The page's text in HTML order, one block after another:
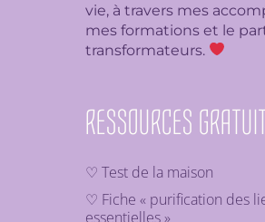
vie, à travers mes
mes formations et le
transformateurs.
RESSOURCES
♡ Test de la maison
♡ Fiche « purification des
essentielles »